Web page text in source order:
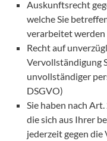
Auskunftsrecht
welche Sie
verarbeitet werden
Recht auf
Vervollständigung
unvollständiger
DSGVO)
Sie haben nach
die sich aus Ihrer
jederzeit gegen